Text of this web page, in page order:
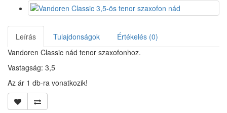
Leírás Tulajdonságok
Értékelés (0)
Vandoren Classic nád tenor szaxofonhoz.
Vastagság: 3,5
Az ár 1 db-ra vonatkozik!